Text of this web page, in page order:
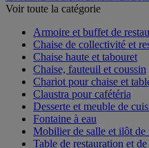
Mobilier de restauration et de
Armoire et buffet de
Chaise de collectivité et
Chaise haute et tabouret
Chaise, fauteuil et coussin
Chariot pour chaise et table
Claustra pour cafétéria
Desserte et meuble de
Fontaine à eau
Mobilier de salle et ilôt de